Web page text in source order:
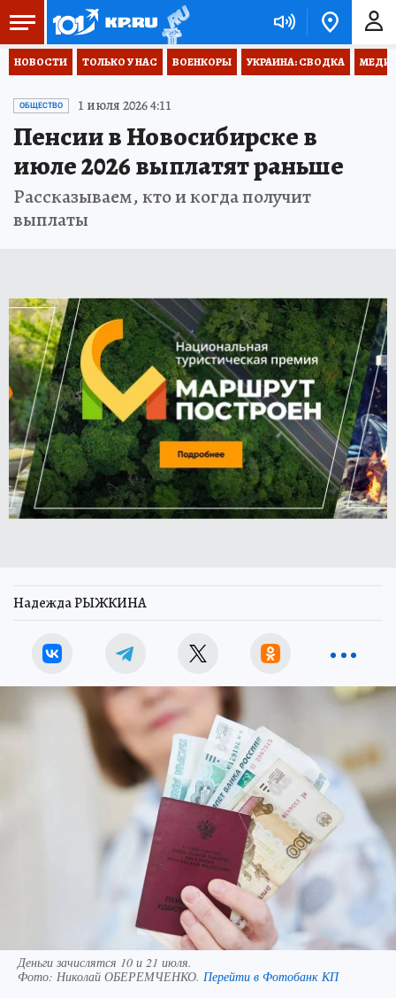
НОВОСТИ ТОЛЬКО У НАС ВОЕНКОРЫ УКРАИНА: СВОДКА
ОБЩЕСТВО 1 июля 2026 4:11
Пенсии в Новосибирске в
июле 2026 выплатят раньше
Рассказываем, кто и когда получит
выплаты
Надежда РЫЖКИНА
Деньги зачислятся 10 и 21 июля.
Фото: Николай ОБЕРЕМЧЕНКО. Перейти в Фотобанк КП